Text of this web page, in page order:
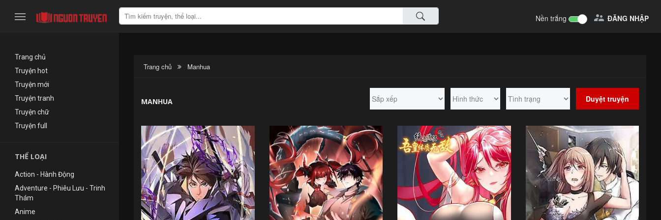
Nền trắng  ĐĂNG NHẬP
Trang chủ
Truyện hot
Truyện mới
Truyện tranh
Truyện chữ
Truyện full
THỂ LOẠI
Action - Hành Động
Adventure - Phiêu Lưu - Trinh
Thám
Anime
Trang chủ Manhua
MANHUA